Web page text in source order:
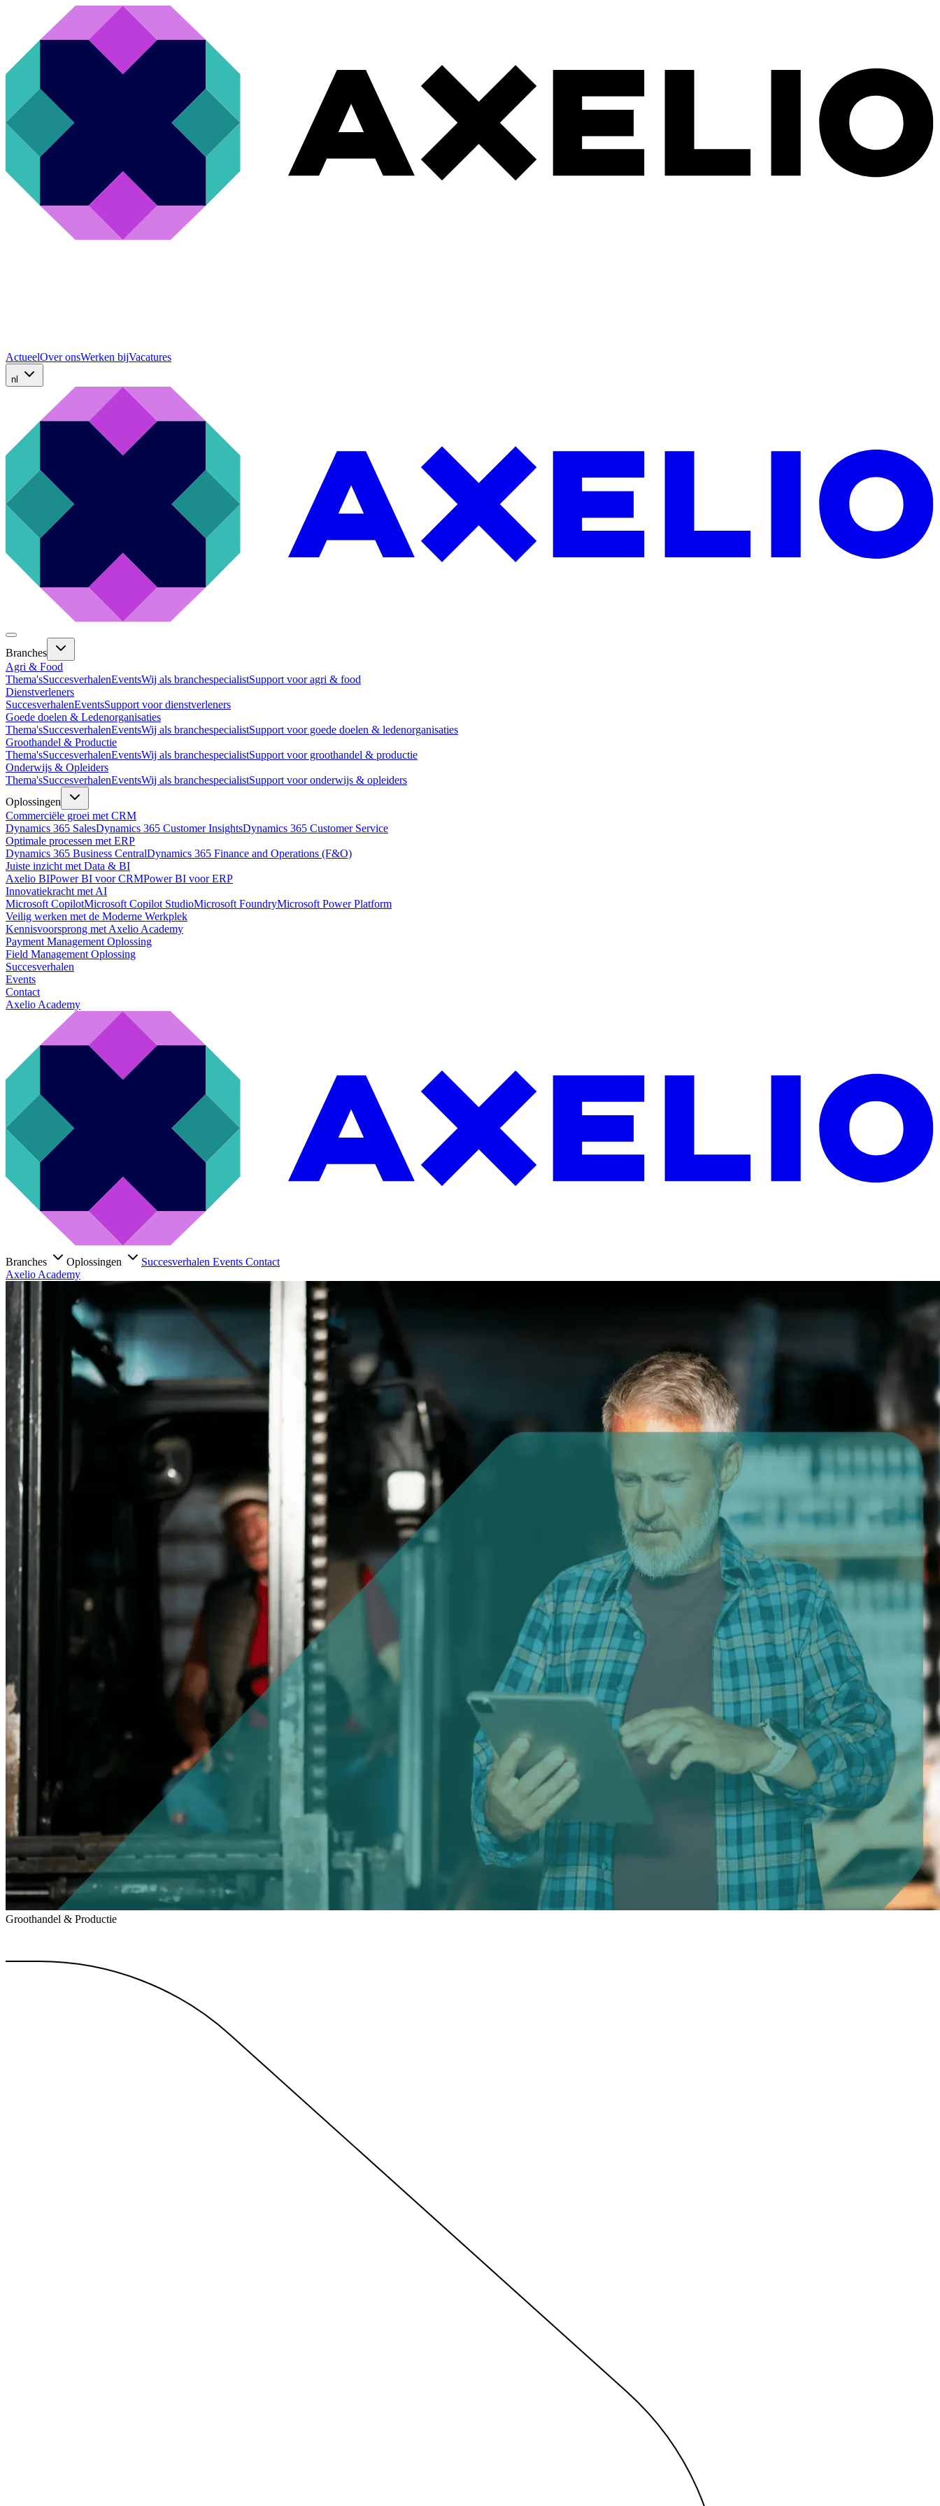
ActueelOver onsWerken bijVacatures
nl
Branches
Agri & Food
Thema'sSuccesverhalenEventsWij als branchespecialistSupport voor agri & food
Dienstverleners
SuccesverhalenEventsSupport voor dienstverleners
Goede doelen & Ledenorganisaties
Thema'sSuccesverhalenEventsWij als branchespecialistSupport voor goede doelen & ledenorganisaties
Groothandel & Productie
Thema'sSuccesverhalenEventsWij als branchespecialistSupport voor groothandel & productie
Onderwijs & Opleiders
Thema'sSuccesverhalenEventsWij als branchespecialistSupport voor onderwijs & opleiders
Oplossingen
Commerciële groei met CRM
Dynamics 365 SalesDynamics 365 Customer InsightsDynamics 365 Customer Service
Optimale processen met ERP
Dynamics 365 Business CentralDynamics 365 Finance and Operations (F&O)
Juiste inzicht met Data & BI
Axelio BIPower BI voor CRMPower BI voor ERP
Innovatiekracht met AI
Microsoft CopilotMicrosoft Copilot StudioMicrosoft FoundryMicrosoft Power Platform
Veilig werken met de Moderne Werkplek
Kennisvoorsprong met Axelio Academy
Payment Management Oplossing
Field Management Oplossing
Succesverhalen
Events
Contact
Axelio Academy
Branches Oplossingen Succesverhalen Events Contact
Axelio Academy
Groothandel & Productie